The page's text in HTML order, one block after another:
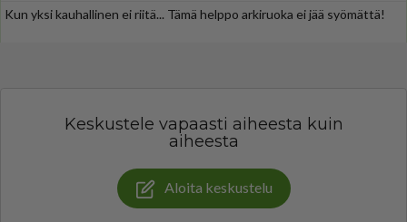
Kun yksi kauhallinen ei riitä... Tämä helppo arkiruoka ei jää syömättä!
Keskustele vapaasti aiheesta kuin
aiheesta
Aloita keskustelu